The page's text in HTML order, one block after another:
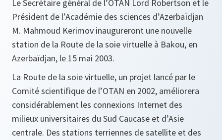
Le Secrétaire général de l’OTAN Lord Robertson et le
Président de l’Académie des sciences d’Azerbaïdjan
M. Mahmoud Kerimov inaugureront une nouvelle
station de la Route de la soie virtuelle à Bakou, en
Azerbaïdjan, le 15 mai 2003.
La Route de la soie virtuelle, un projet lancé par le
Comité scientifique de l’OTAN en 2002, améliorera
considérablement les connexions Internet des
milieux universitaires du Sud Caucase et d’Asie
centrale. Des stations terriennes de satellite et des